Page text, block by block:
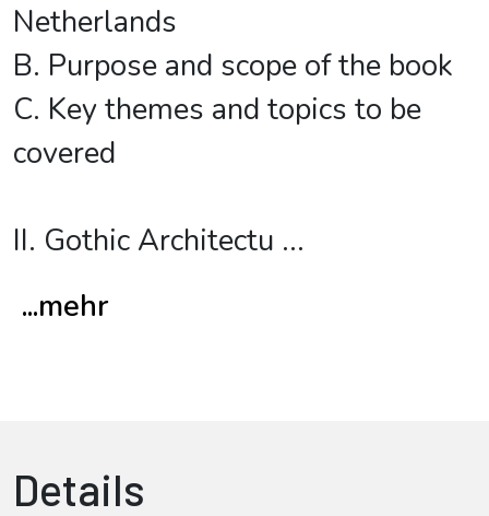
Netherlands
B. Purpose and scope of the book
C. Key themes and topics to be
covered
II. Gothic Architectu ...
...mehr
Details